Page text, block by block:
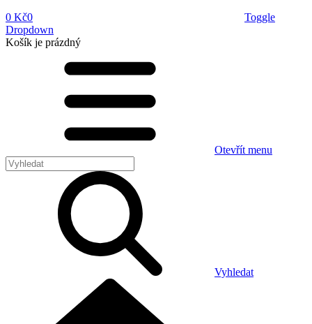
0 Kč0
Toggle
Dropdown
Košík je prázdný
Otevřít menu
Vyhledat